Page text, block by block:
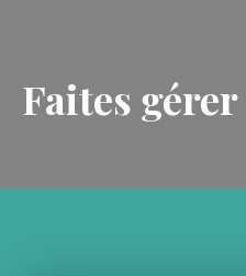
Faites gérer